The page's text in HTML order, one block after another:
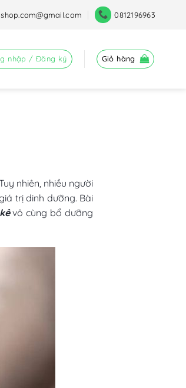
0812196963
nhập / Đăng ký Giỏ hàng
nhiên, nhiều người
trị dinh dưỡng. Bài
vô cùng bổ dưỡng